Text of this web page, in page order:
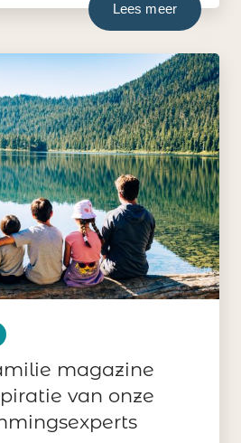
Lees meer
magazine
van onze